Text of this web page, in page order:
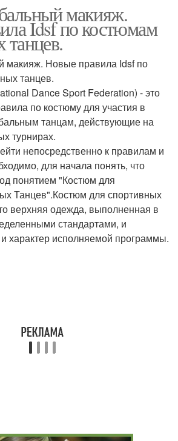
Сценический макияж
макияж
макияж.
Idsf по костюмам
танцев.
макияж. Новые правила Idsf по
танцев.
Dance Sport Federation) - это
по костюму для участия в
танцам, действующие на
турнирах.
непосредственно к правилам и
для начала понять, что
понятием "Костюм для
Танцев".Костюм для спортивных
верхняя одежда, выполненная в
стандартами, и
характер исполняемой программы.